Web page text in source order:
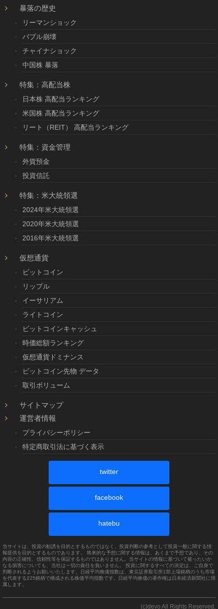
暴落の歴史
リーマンショック
バブル崩壊
チャイナショック
中国株 暴落
特集：高配当株
日本株 高配当ランキング
米国株 高配当ランキング
リート（REIT） 高配当ランキング
特集：資金管理
外貨預金
投資信託
特集：米大統領選
2024年米大統領選
2020年米大統領選
2016年米大統領選
仮想通貨
ビットコイン
リップル
イーサリアム
ライトコイン
ビットコインキャッシュ
時価総額ランキング
仮想通貨ドミナンス
ビットコイン先物 データ
取引ボリューム
サイトマップ
運営者情報
プライバシーポリシー
特定商取引法に基づく表示
twitter
facebook
hatebu
当サイトは、投資の勧誘を目的とするものではなく、投資判断の参考として投資一般に関する情
報提供を目的とするものであります。 将来的な予想に関する情報は、あくまで予想であり、その
内容の正確性、信頼性等を保証するものではありません。当サイトの情報に基づいて被ったいか
なる損害についても、当社は一切の責任を負いません。 投資に関するすべての決定は、ご自身で
判断されるようお願いいたします。日経平均株価指数は、東京証券取引所1部上場銘柄のうち市場
を代表する225銘柄で構成される株価平均指数です。日経平均株価の著作権は日本経済新聞社に帰
属します。
(c)devo All Rights Reserved.